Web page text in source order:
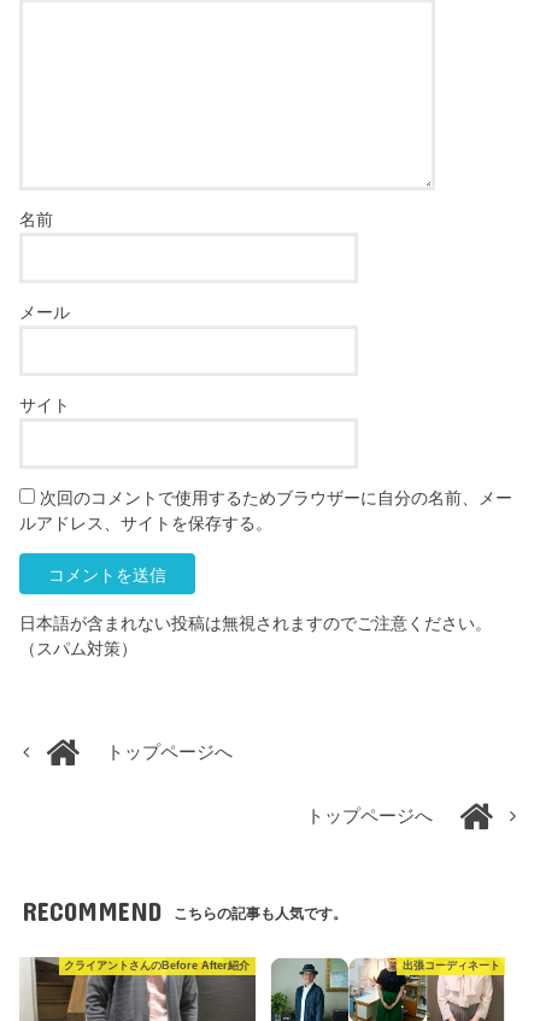
名前
メール
サイト
次回のコメントで使用するためブラウザーに自分の名前、メー
ルアドレス、サイトを保存する。
日本語が含まれない投稿は無視されますのでご注意ください。
（スパム対策）
トップページへ
トップページへ
RECOMMEND こちらの記事も人気です。
クライアントさんのBefore After紹介 出張コーディネート